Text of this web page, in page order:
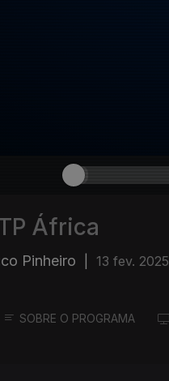
África
Pinheiro 13 fev. 2025
SOBRE O PROGRAMA